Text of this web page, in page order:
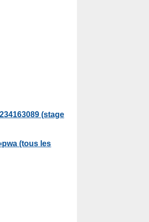
(stage
(tous les